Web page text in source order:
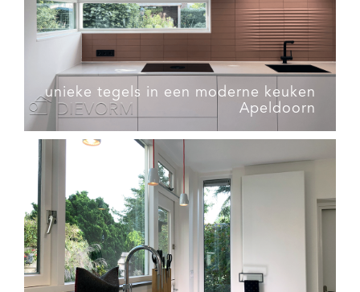
unieke tegels in een moderne keuken
Apeldoorn